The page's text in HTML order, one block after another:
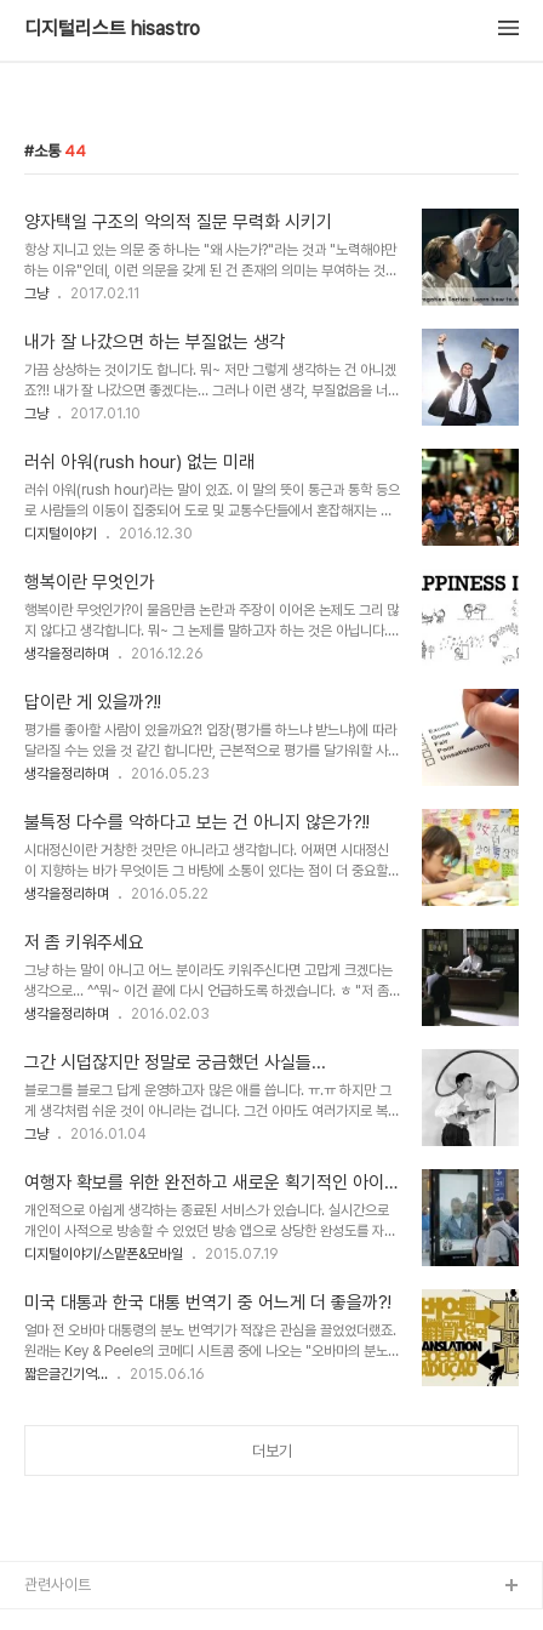
디지털리스트 hisastro
소통 44
양자택일 구조의 악의적 질문 무력화 시키기
항상 지니고 있는 의문 중 하나는 "왜 사는가?"라는 것과 "노력해야만
하는 이유"인데, 이런 의문을 갖게 된 건 존재의 의미는 부여하는 것에
있을 뿐 근원적 답을 얻을 수 없기 때문입니다. 정말로 열심히 산다고
다만, 어마 무시한 주장만 난무하는 것이 그간 봐온 현실입니다. 그 끝
에 남는 건 힘 있는 이가 말한 한마디가 다라고 해도 무방합니다. 물론,
나름의 관점까지 그렇다는 건 아닙니다. 꼭 그래서만은 아닙니다만, 관
점을 중시합니다. 그러지 않고는 소통할 수 없게 될 수도 있으니까요.
이는 배려와 관용으로 연결되는 것이기도 합니다. 그런데, 그럴 수 없
정한 누군가로부..
그냥 2017.02.11
내가 잘 나갔으면 하는 부질없는 생각
가끔 상상하는 것이기도 합니다. 뭐~ 저만 그렇게 생각하는 건 아니겠
죠?!! 내가 잘 나갔으면 좋겠다는… 그러나 이런 생각, 부질없음을 너무
나 잘 알고 있다는 건 그야말로 함정입니다.또 한편으로 이렇게 생각하
론이고, 나 역시도 좋지 않았을 거라고 말이죠. 지금과 같은 겸손치 못
한 마음가짐에서는 더더욱!! 이런 생각 끝에 그 상상은 도돌이표가 되
어 다시 제자리로 향하곤 합니다. "그래 내가 잘 나간다는 건 꿈도 꿀
일이 아니다""내게 그런 일은 없다""다른 이들도 모두 잘 나가고 행복
할 때 나도 행복하다면 모를까!!"? 이런 생각이 외려 속 편하죠!!! 완전
각인지 아..
그냥 2017.01.10
러쉬 아워(rush hour) 없는 미래
러쉬 아워(rush hour)라는 말이 있죠. 이 말의 뜻이 통근과 통학 등으
로 사람들의 이동이 집중되어 도로 및 교통수단들에서 혼잡해지는 시
간대라는 걸 모르는 이는 아마 없을 거라고 생각합니다. 하지만 이 말
많지 않아 보입니다. 더구나 지금은 하루하루가 변화의 연속이고, 그
변화는 생활 전반 모두를 뒤바꾸게 하리라는 것을 고려할 때 예전이었
다면 모를까 분명 생각해 볼 사안임에도 여전히 그렇다는 건 안타까운
일이 아닐 수 앖습니다. 왜냐하면, 러쉬 아워(rush hour)라는 말이 사
라질 수밖에 없고, 그렇게 되는 미래를 지금부터라도 생각하고 사람으
리가 행하는 대부분의..
디지털이야기 2016.12.30
행복이란 무엇인가
행복이란 무엇인가?이 물음만큼 논란과 주장이 이어온 논제도 그리 많
지 않다고 생각합니다. 뭐~ 그 논제를 말하고자 하는 것은 아닙니다.
혹, 그 관련 내용을 확인하고자 하신다면, 팟캐스트 방송 지대넓얕의
주장하고 설파한 내용을 종합적으로 다뤘으니 들어보시길 권합니다.
^^; [지대넓얕] 126회 - 생의 목적 1[지대넓얕] 126회 - 생의 목적 2
개인적으로는 철학자 혹은 석학들이 제시한 행복에 대한 정의는 적잖
이 의문을 품고 있었습니다. 그들이 주장하는 배경의 전제하에서는 완
벽할지 모르나 변화무쌍하고 다양한 상황과 조건을 모두 대입했을 때
져 왔다고 앞서 언급한 바를 ..
생각을정리하며 2016.12.26
답이란 게 있을까?!!
평가를 좋아할 사람이 있을까요?! 입장(평가를 하느냐 받느냐)에 따라
달라질 수는 있을 것 같긴 합니다만, 근본적으로 평가를 달가워할 사람
은 그리 많지 않을 거라 생각됩니다. 설사 어느 정도 그 필요성을 느낀
면 그 이전과 이후의 생각에는 분명 차이가 있을 것이라고 봅니다. 평
가라는 것에 대해 이러한 생각을 갖는 이유는 평가라는 것 자체가 어떤
일정한 틀과 같은 답을 요구하기 때문입니다. 그러나 많이들 경험하다
시피 그 요구된 답이 정말 맞는 거냐는 생각 해 볼 문젭니다. 이미지 출
처: fr.linkedin.com 아주 많은 날을 살았다고 할 순 없지만 현재까
적으로 요구되..
생각을정리하며 2016.05.23
불특정 다수를 악하다고 보는 건 아니지 않은가?!!
시대정신이란 거창한 것만은 아니라고 생각합니다. 어쩌면 시대정신
이 지향하는 바가 무엇이든 그 바탕에 소통이 있다는 점이 더 중요할지
모릅니다. 이는 서로 다른 생각과 입장을 받어들이진 않는다고 해도 이
죠. 그렇지 않다면 그 아무리 숭고한 시대정신이라 하더라도 그건 강요
가 될 뿐이고, 결론적으로 그건 시대정신이라 할 수 없습니다. 너무 많
은 슬픔과 어려움이 산적하여 그 어느 것도 쉬 공감하지 못하는 아이러
니가 팽배한 현실이지만… 그래도 최소한 아픔은 살피고 이해하려 노
력해야 한다고 봅니다. 그건 남자나 여자를 구분하지 않는 것에서 출발
때 최근 관심이 모아진 강남역 사건은..
생각을정리하며 2016.05.22
저 좀 키워주세요
그냥 하는 말이 아니고 어느 분이라도 키워주신다면 고맙게 크겠다는
생각으로... ^^뭐~ 이건 끝에 다시 언급하도록 하겠습니다. ㅎ "저 좀
키워주세요" 이 말은 빈도 수나 정도의 차이는 있을지 모르겠으나 과
고 있다 하겠습니다. "키워준다" 이 말을 풀어 보면 기본과 번외로 나
눠 볼 수 있습니다. 한마디로 말해 기본이라 함은 부모와 자식 간에 이
어 받는 어떤 여건이나 환경에 따라 구분되는 것으로 요즘 회자되는
말, 금수저와 흙수저를 의미하기도 합니다. 그 중 금수저는 시민사회라
일컬어지는 21세기 대명천지에서도 귀족이나 왕족처럼 당연히 키워진
좀 황당하죠. 모두가 그렇다고 할..
생각을정리하며 2016.02.03
그간 시덥잖지만 정말로 궁금했던 사실들...
블로그를 블로그 답게 운영하고자 많은 애를 씁니다. ㅠ.ㅠ 하지만 그
게 생각처럼 쉬운 것이 아니라는 겁니다. 그건 아마도 여러가지로 복잡
하게 얽힌 속에 애를 쓰는 것 만큼의 만족이 느껴지지 않는다는 점 때
있겠으나- 개인적으로는 소통이 좋아서 인데, 그것이 제대로 이루어지
지 못하는 능력의 한계로 인해 느낄 수 밖에 없는 자괴감도 주요한 원
인입니다. 쉽지 않다는 게 말이죠. 생각은 많고, 생각되는 것 중 쓰고
싶고, 해보고 싶고... 또 해야할 일들은 참으로 많기만 한데.... 그것들
을 모두다 할 수 있는 여건은 아니니까요. 이미지 출처:
나의 글을 올리는 것만..
그냥 2016.01.04
여행자 확보를 위한 완전하고 새로운 획기적인 아이디
어
개인적으로 아쉽게 생각하는 종료된 서비스가 있습니다. 실시간으로
개인이 사적으로 방송할 수 있었던 방송 앱으로 상당한 완성도를 자랑
했던 Qik이 바로 그 주인공입니다. 현재는 MS가 인수한 스카이프에
각됩니다. 정말 저에겐 요긴했고 또 그만큼 많은 이들에게 사용을 권장
하며 소개했던 앱이자 서비스였는데... 이 앱과 비슷한 서비스로 아프
리카TV 또는 Ustream이 있긴 합니다만... 제 눈엔 여러모로 많이 부
족해 보입니다. 그런데, 우연히 SNS를 통해 접한 동영상 하나가 눈길
을 잡아당겼습니다.이건 어떤 서비스를 통해 구현했을까?! Qik을 사용
디지털이야기/스맡폰&모바일 2015.07.19
미국 대통과 한국 대통 번역기 중 어느게 더 좋을까?!
얼마 전 오바마 대통령의 분노 번역기가 적잖은 관심을 끌었었더랬죠.
원래는 Key & Peele의 코메디 시트콤 중에 나오는 "오바마의 분노
번역기"로 오바마 대통령이 정치적 발언으로 정갈하게 이야기 하면 실
오바마 대통령이 백악관 저녁만찬에 동영상에서 "분노 번역기" 역할
짧은글긴기억... 2015.06.16
더보기
관련사이트